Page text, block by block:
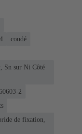
coudé
Sn sur Ni Côté
2
de fixation,